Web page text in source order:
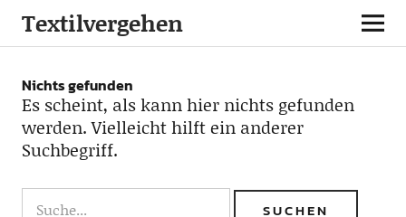
Textilvergehen
Nichts gefunden
Es scheint, als kann hier nichts gefunden
werden. Vielleicht hilft ein anderer
Suchbegriff.